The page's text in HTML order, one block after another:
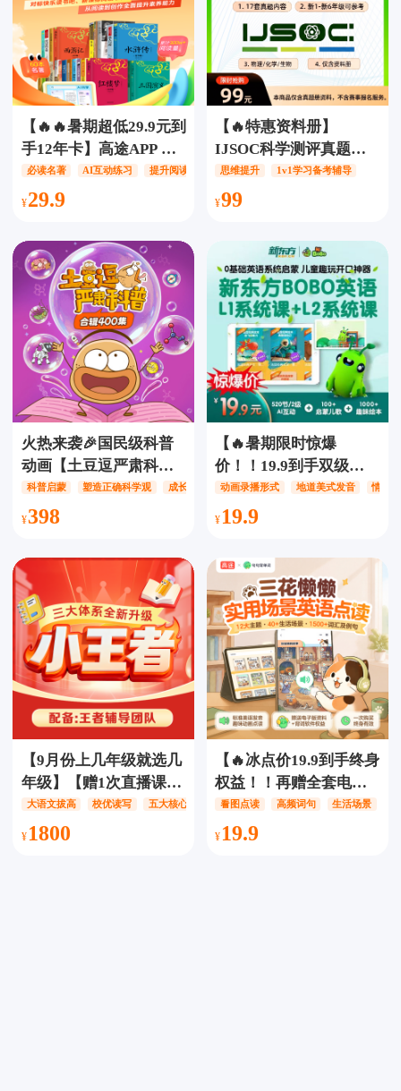
【🔥🔥暑期超低29.9元到
手12年卡】高途APP 百
万阅读会员【12年卡】
【不含实物】，60本必
300w+字、50门拓展课
程，精听音频超10000
个、情景式AI互动练
习，个性化学习反馈、
科学分级进阶，逐步提
升阅读写作能力！
必读名著 AI互动练习 提升阅读写作能力
29.9
火热来袭🎉国民级科普
动画【土豆逗严肃科
普】全四季共400集，38
个主题涵盖自然科普·人
养·家庭教育科普门类，
超全主题满足成长所
需！
科普启蒙 塑造正确科学观 成长伴学
398
【9月份上几年级就选几
年级】【赠1次直播课】
豆神教育 语文小王者-全
新王者升级体系（L系
大语文拔高 校优读写 五大核心板块
1800
【🔥特惠资料册】
IJSOC科学测评真题册
（仅含真题册资料，不
含赛事报名服务），17
真题精讲视频，物理/化
学/生物，新1-新6年级可
参考！有道乐读/有道科
学
思维提升 1v1学习备考辅导
99
【🔥暑期限时惊爆
价！！19.9到手双级别永
久版！！】Hi BOBO系
统成长营，双级别永久
（L1+L2）共520节，永
久可看！赠启蒙儿歌+趣
味绘本＋益智游戏，情
景演绎互动讲解，地道
美式发音示范，让孩子
自信开口表达！
动画录播形式 地道美式发音 情景
19.9
【🔥冰点价19.9到手终身
权益！！再赠全套电子
资料！】三花懒懒生活
场景英语点读，12大主
看图点读 高频词句 生活场景
19.9